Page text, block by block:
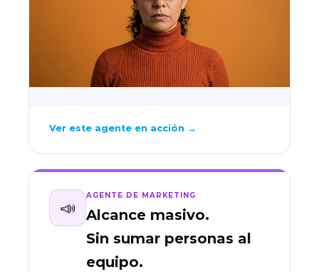
Ver este agente en acción →
📣
AGENTE DE MARKETING
Alcance masivo.
Sin sumar personas al
equipo.